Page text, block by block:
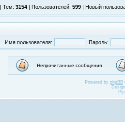
| Тем: 3154 | Пользователей: 599 | Новый
Имя пользователя: Пароль:
Непрочитанные сообщения
Powered by phpBB